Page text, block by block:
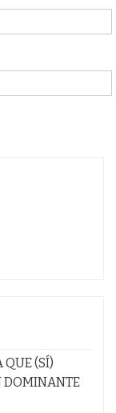
QUE (SÍ)
DOMINANTE